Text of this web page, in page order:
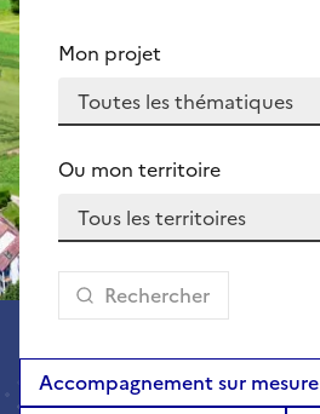
Mon projet
Ou mon territoire
Rechercher
Accompagnement sur mesure